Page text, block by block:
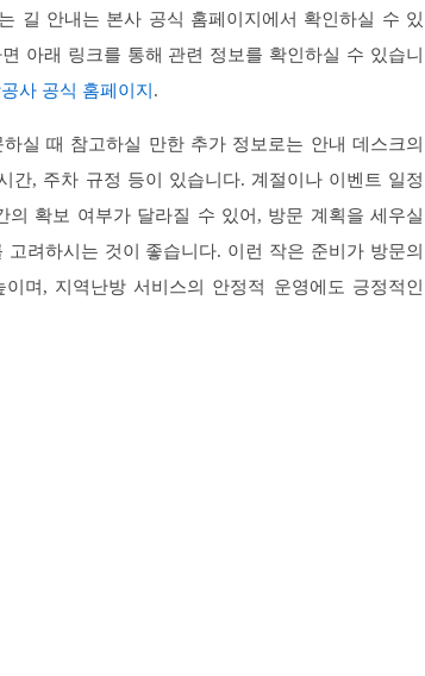
길 안내는 본사 공식 홈페이지에서 확인하실 수 있
아래 링크를 통해 관련 정보를 확인하실 수 있습니
사 공식 홈페이지 .
실 때 참고하실 만한 추가 정보로는 안내 데스크의
간, 주차 규정 등이 있습니다. 계절이나 이벤트 일정
의 확보 여부가 달라질 수 있어, 방문 계획을 세우실
고려하시는 것이 좋습니다. 이런 작은 준비가 방문의
며, 지역난방 서비스의 안정적 운영에도 긍정적인